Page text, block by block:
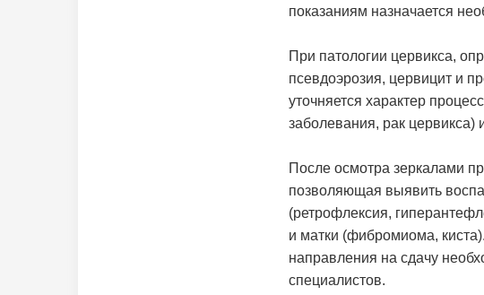
показаниям назначается
При патологии цервикса,
псевдоэрозия, цервицит и
уточняется характер
заболевания, рак цервикса)
После осмотра зеркалами
позволяющая выявить
(ретрофлексия,
и матки (фибромиома,
направления на сдачу
специалистов.